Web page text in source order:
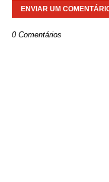
ENVIAR UM
0 Comentários